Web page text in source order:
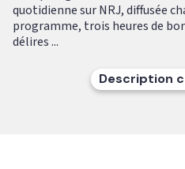
quotidienne sur NRJ, diffusée
programme, trois heures de
délires ...
Description